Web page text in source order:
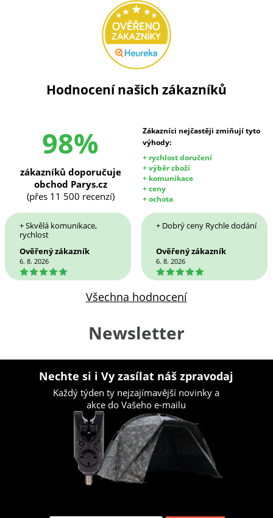
Hodnocení našich zákazníků
98%
Zákazníci nejčastěji zmiňují tyto
výhody:
+ rychlost doručení
+ výběr zboží
+ komunikace
+ ceny
+ ochota
zákazníků doporučuje
obchod Parys.cz
(přes 11 500 recenzí)
+ Skvělá komunikace,
rychlost
Ověřený zákazník
6. 8. 2026
5
+ Dobrý ceny Rychle dodání
Ověřený zákazník
6. 8. 2026
5
Všechna hodnocení
Newsletter
Nechte si i Vy zasílat náš zpravodaj
Každý týden ty nejzajímavější novinky a
akce do Vašeho e-mailu